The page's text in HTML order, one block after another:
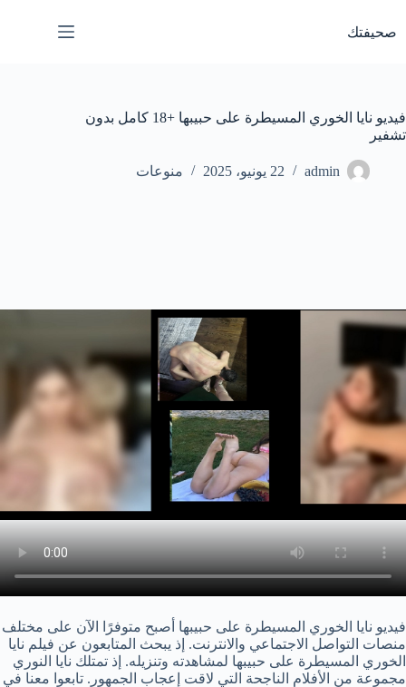
المحتوى
صحيفتك
فيديو نايا الخوري المسيطرة على حبيبها +18 كامل بدون
تشفير
admin 22 يونيو، 2025 منوعات
فيديو نايا الخوري المسيطرة على حبيبها أصبح متوفرًا الآن على مختلف
منصات التواصل الاجتماعي والانترنت. إذ يبحث المتابعون عن فيلم نايا
الخوري المسيطرة على حبيبها لمشاهدته وتنزيله. إذ تمتلك نايا النوري
مجموعة من الأفلام الناجحة التي لاقت إعجاب الجمهور. تابعوا معنا في